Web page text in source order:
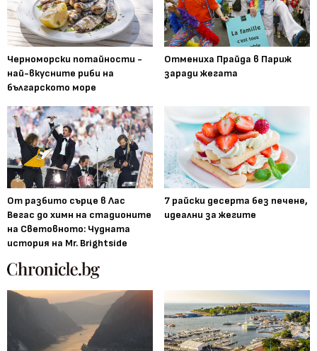
Черноморски потайности -
най-вкусните риби на
българското море
Отмениха Прайда в Париж
заради жегата
От разбито сърце в Лас
Вегас до химн на стадионите
на Световното: Чудната
история на Mr. Brightside
7 райски десерта без печене,
идеални за жегите